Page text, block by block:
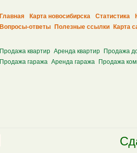
Главная Карта новосибирска Статистика
Вопросы-ответы
Полезные ссылки Карта
Продажа квартир Аренда квартир
Продажа
Продажа гаража Аренда гаража Продажа